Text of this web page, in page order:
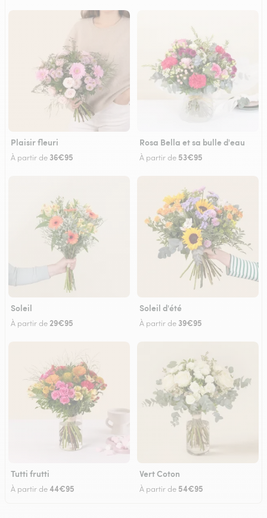
Plaisir fleuri
À partir de 36€95
Rosa Bella et sa bulle d'eau
À partir de 53€95
Soleil
À partir de 29€95
Soleil d'été
À partir de 39€95
Tutti frutti
À partir de44€95
Vert Coton
À partir de 54€95